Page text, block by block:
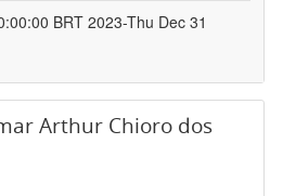
BRT 2023-Thu Dec 31
Arthur Chioro dos